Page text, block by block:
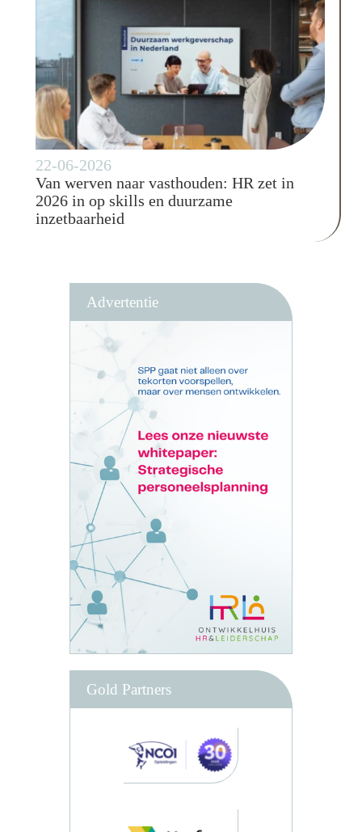
22-06-2026
Van werven naar vasthouden: HR zet in
2026 in op skills en duurzame
inzetbaarheid
Advertentie
Gold Partners